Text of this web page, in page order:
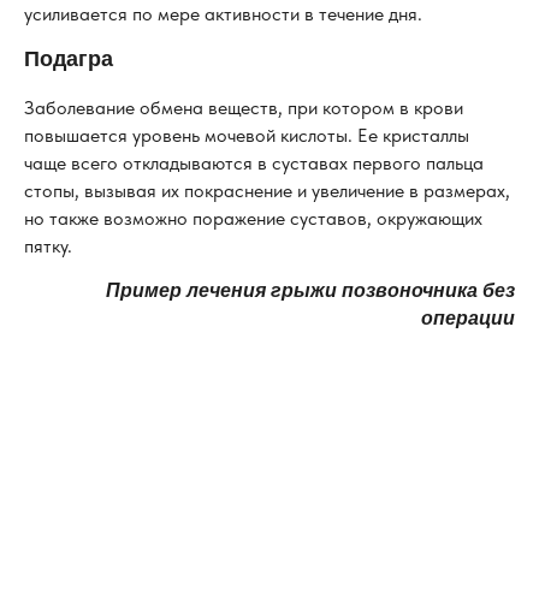
усиливается по мере активности в течение дня.
Подагра
Заболевание обмена веществ, при котором в крови
повышается уровень мочевой кислоты. Ее кристаллы
чаще всего откладываются в суставах первого пальца
стопы, вызывая их покраснение и увеличение в размерах,
но также возможно поражение суставов, окружающих
пятку.
Пример лечения грыжи позвоночника без
операции